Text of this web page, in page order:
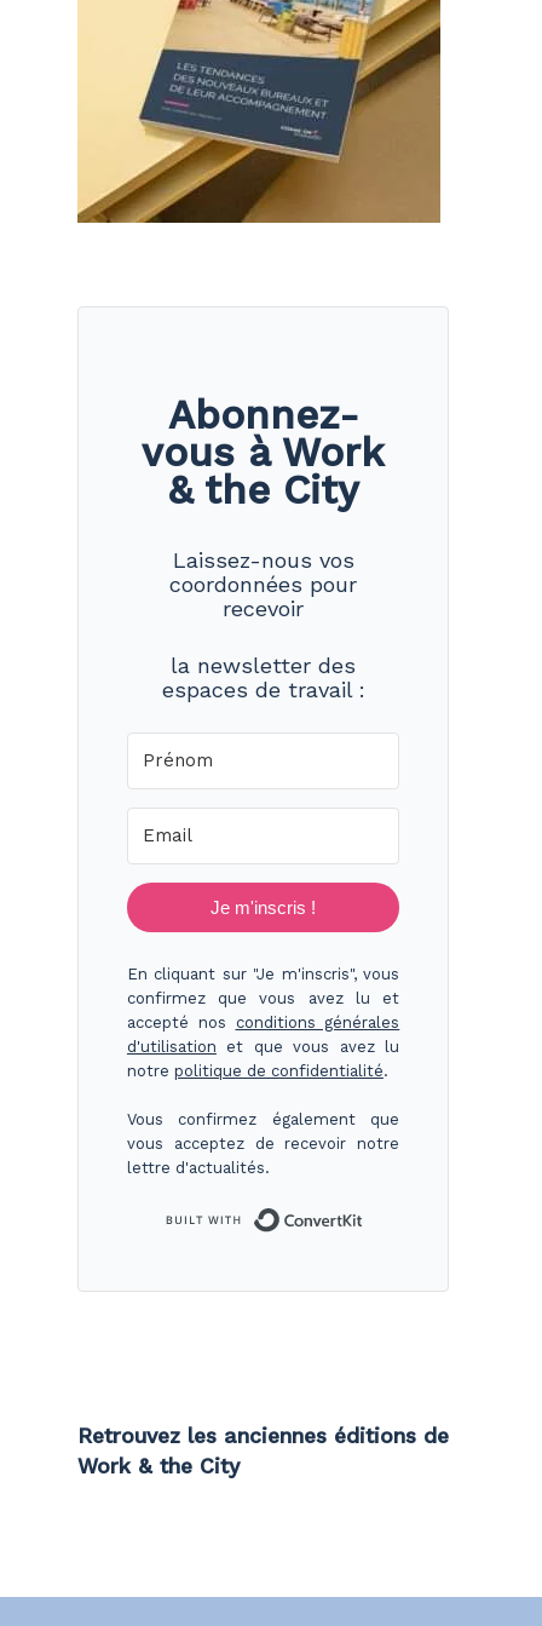
Abonnez-
vous à Work
& the City
Laissez-nous vos
coordonnées pour
recevoir
la newsletter des
espaces de travail :
Je m'inscris !
En cliquant sur "Je m'inscris", vous
confirmez que vous avez lu et
accepté nos conditions générales
d'utilisation et que vous avez lu
notre politique de confidentialité.
Vous confirmez également que
vous acceptez de recevoir notre
lettre d'actualités.
Retrouvez les anciennes éditions de
Work & the City